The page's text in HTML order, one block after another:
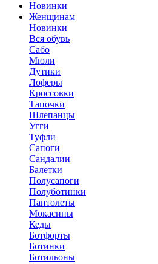
Новинки
Женщинам
Новинки
Вся обувь
Сабо
Мюли
Дутики
Лоферы
Кроссовки
Тапочки
Шлепанцы
Угги
Туфли
Сапоги
Сандалии
Балетки
Полусапоги
Полуботинки
Пантолеты
Мокасины
Кеды
Ботфорты
Ботинки
Ботильоны